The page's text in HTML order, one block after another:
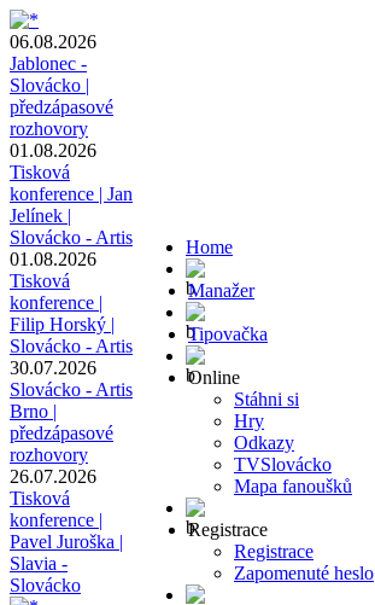
06.08.2026
Jablonec -
Slovácko |
předzápasové
rozhovory
01.08.2026
Tisková
konference | Jan
Jelínek |
Slovácko - Artis
01.08.2026
Tisková
konference |
Filip Horský |
Slovácko - Artis
30.07.2026
Slovácko - Artis
Brno |
předzápasové
rozhovory
26.07.2026
Tisková
konference |
Pavel Juroška |
Slavia -
Slovácko
Home
Manažer
Tipovačka
Online
Stáhni si
Hry
Odkazy
TVSlovácko
Mapa fanoušků
Registrace
Registrace
Zapomenuté heslo